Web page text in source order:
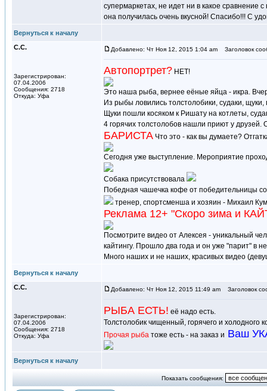
супермаркетах, не идет ни в какое
она получилась очень вкусной! Спасибо!!! С
Вернуться к началу
С.С.
Зарегистрирован:
07.04.2006
Сообщения: 2718
Откуда: Уфа
Добавлено: Чт Ноя 12, 2015 1:04 am Заголовок
Автопортрет? НЕТ!
Это наша рыба, вернее еёные яйца - икра.
Из рыбы ловились толстолобики, судаки,
Щуки пошли косяком к Ришату на котлеты,
4 горячих толстолобов нашли приют у друзей.
БАРИСТА Что это - как вы думаете?
Сегодня уже выступление. Мероприятие
Собака присутствовала
Победная чашечка кофе от победительницы
тренер, спортсменша и хозяин - Михаил
Реклама 12+ "Скоро зима и
Посмотрите видео от Алексея - уникальный
кайтингу. Прошло два года и он уже "парит" в
Много наших и не наших, красивых видео
Вернуться к началу
С.С.
Зарегистрирован:
07.04.2006
Сообщения: 2718
Откуда: Уфа
Добавлено: Чт Ноя 12, 2015 11:49 am Заголовок
РЫБА ЕСТЬ! её надо есть.
Толстолобик чищенный, горячего и холодного
Прочая рыба тоже есть - на заказ и Ваш
Вернуться к началу
Показать сообщения: